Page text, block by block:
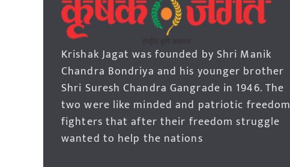
Krishak Jagat was founded by Shri Manik
Chandra Bondriya and his younger brother
Shri Suresh Chandra Gangrade in 1946. The
two were like minded and patriotic freedom
fighters that after their freedom struggle
wanted to help the nations